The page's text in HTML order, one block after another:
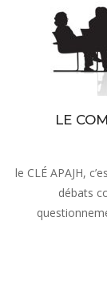
LE
le CLÉ APAJH,
débats